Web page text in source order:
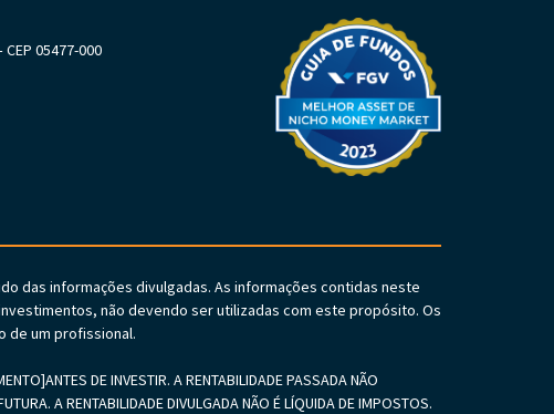
05477-000
das informações divulgadas. As informações contidas neste
não devendo ser utilizadas com este propósito. Os
de um profissional.
DE INVESTIR. A RENTABILIDADE PASSADA NÃO
A RENTABILIDADE DIVULGADA NÃO É LÍQUIDA DE IMPOSTOS.